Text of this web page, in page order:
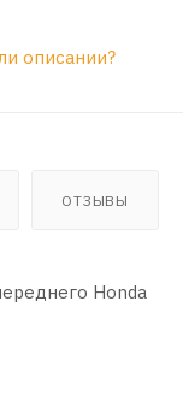
описании?
ОТЗЫВЫ
Honda